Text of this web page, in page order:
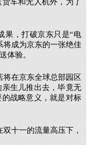
车和无人机外，为了
果，打破京东只是“电
将成为京东的一张绝佳
体验。
将在京东全球总部园区
生儿推出去，毕竟无
战略意义，就是对标
十一的流量高压下，